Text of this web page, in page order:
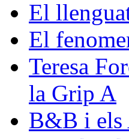
El
El
Teresa
la Grip A
B&B i els